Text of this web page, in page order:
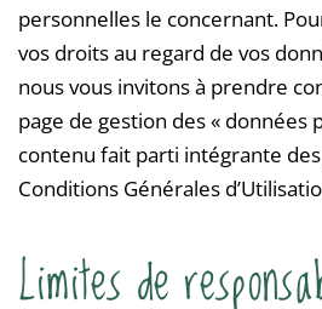
personnelles le concernant.
vos droits au regard de vos
nous vous invitons à prendre
page de gestion des « données
contenu fait parti intégrante
Conditions Générales
Limites de